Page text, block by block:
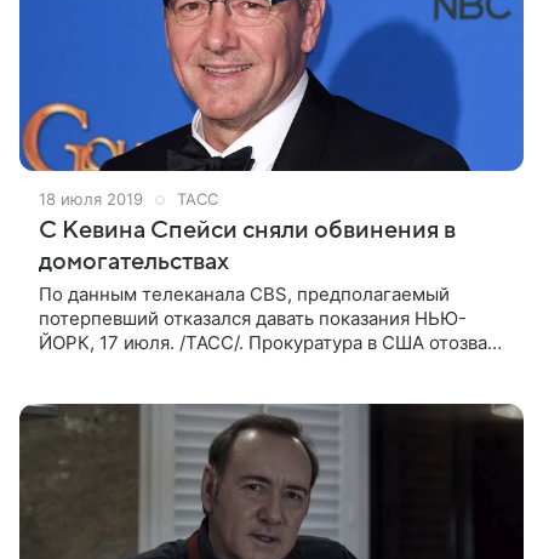
18 июля 2019 ТАСС
С Кевина Спейси сняли обвинения в
домогательствах
По данным телеканала CBS, предполагаемый
потерпевший отказался давать показания НЬЮ-
ЙОРК, 17 июля. /ТАСС/. Прокуратура в США отозвала